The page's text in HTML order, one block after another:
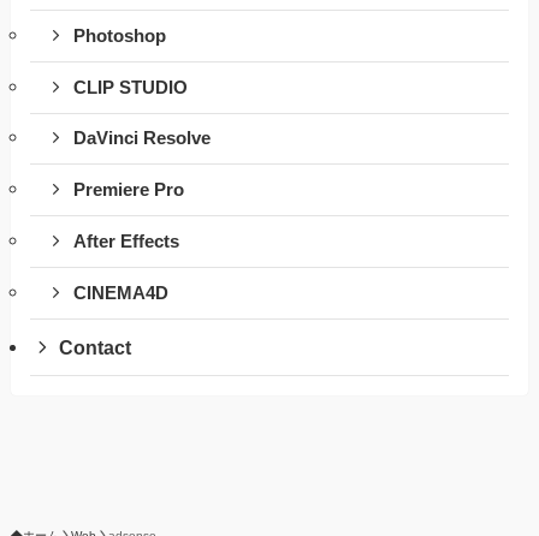
Photoshop
CLIP STUDIO
DaVinci Resolve
Premiere Pro
After Effects
CINEMA4D
Contact